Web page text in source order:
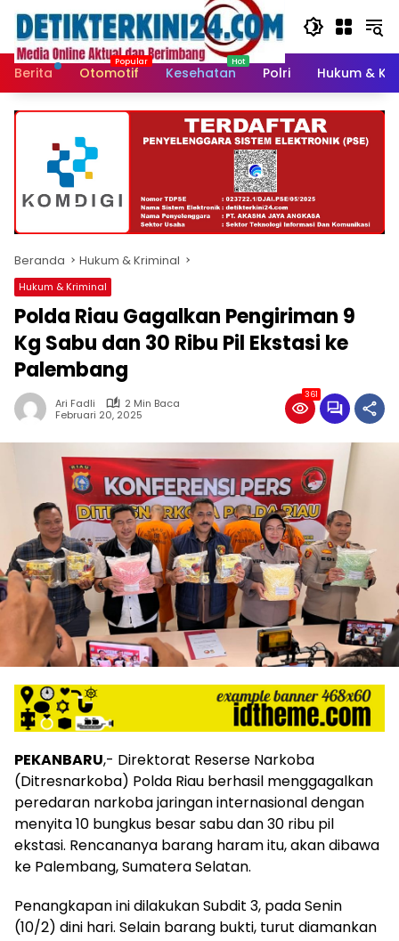
Langsung
konten
Berita
Otomotif Kesehatan Polri Hukum &
Beranda Hukum & Kriminal
Hukum & Kriminal
Polda Riau Gagalkan Pengiriman 9
Kg Sabu dan 30 Ribu Pil Ekstasi ke
Palembang
Ari Fadli
2 Min Baca
Februari 20, 2025
361
PEKANBARU,- Direktorat Reserse Narkoba
(Ditresnarkoba) Polda Riau berhasil menggagalkan
peredaran narkoba jaringan internasional dengan
menyita 10 bungkus besar sabu dan 30 ribu pil
ekstasi. Rencananya barang haram itu, akan dibawa
ke Palembang, Sumatera Selatan.
Penangkapan ini dilakukan Subdit 3, pada Senin
(10/2) dini hari. Selain barang bukti, turut diamankan